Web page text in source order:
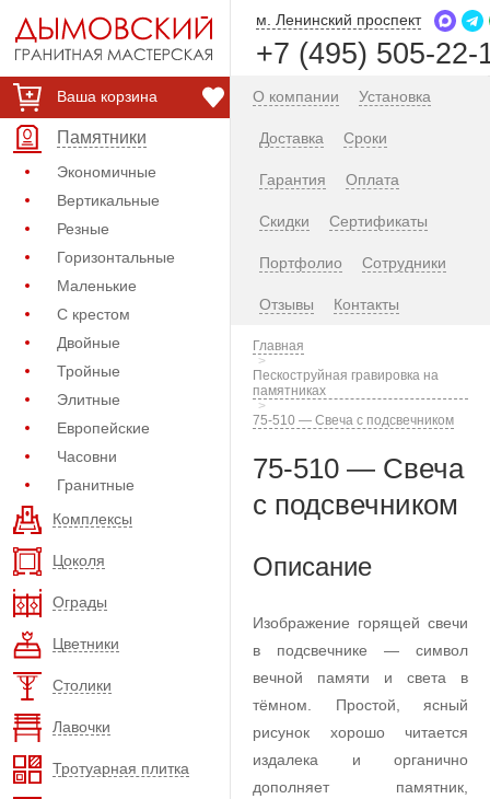
Ваша корзина
Памятники
Экономичные
Вертикальные
Резные
Горизонтальные
Маленькие
С крестом
Двойные
Тройные
Элитные
Европейские
Часовни
Гранитные
Комплексы
Цоколя
Ограды
Цветники
Столики
Лавочки
Тротуарная плитка
м. Ленинский проспект
+7 (495) 505-22-
О компании Установка
Доставка Сроки
Гарантия Оплата
Скидки Сертификаты
Портфолио Сотрудники
Отзывы Контакты
Главная
Пескоструйная гравировка на
памятниках
75-510 — Свеча с подсвечником
75-510 — Свеча
с подсвечником
Описание
Изображение горящей свечи
в подсвечнике — символ
вечной памяти и света в
тёмном. Простой, ясный
рисунок хорошо читается
издалека и органично
дополняет памятник,